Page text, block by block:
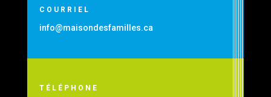
COURRIEL
info@maisondesfamilles.ca
TÉLÉPHONE